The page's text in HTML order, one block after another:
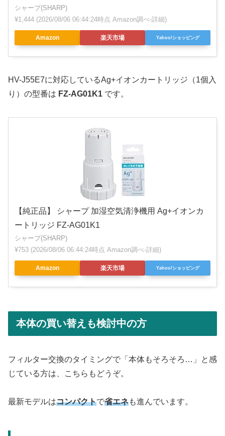
シャープ(SHARP)
¥1,444 (2026/08/06 06:44:24時点 Amazon調べ-詳細)
Amazon 楽天市場 Yahoo!ショッピング
HV-J55E7に対応しているAg+イオンカートリッジ（1個入
り）の型番は FZ-AG01K1 です。
【純正品】 シャープ 加湿空気清浄機用 Ag+イオンカ
ートリッジ FZ-AG01K1
シャープ(SHARP)
¥753 (2026/08/06 06:44:24時点 Amazon調べ-詳細)
Amazon 楽天市場 Yahoo!ショッピング
本体の買い替えも検討中の方
フィルター交換のタイミングで「本体もそろそろ…」と感
じている方は、こちらもどうぞ。
最新モデルはコンパクトで省エネも進んでいます。